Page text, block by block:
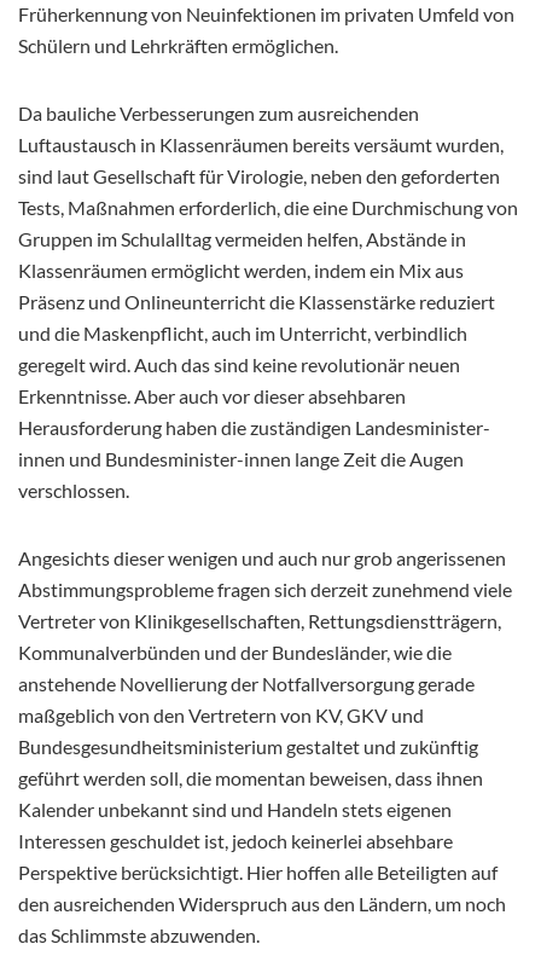
Früherkennung von Neuinfektionen im privaten Umfeld von
Schülern und Lehrkräften ermöglichen.
Da bauliche Verbesserungen zum ausreichenden
Luftaustausch in Klassenräumen bereits versäumt wurden,
sind laut Gesellschaft für Virologie, neben den geforderten
Tests, Maßnahmen erforderlich, die eine Durchmischung von
Gruppen im Schulalltag vermeiden helfen, Abstände in
Klassenräumen ermöglicht werden, indem ein Mix aus
Präsenz und Onlineunterricht die Klassenstärke reduziert
und die Maskenpflicht, auch im Unterricht, verbindlich
geregelt wird. Auch das sind keine revolutionär neuen
Erkenntnisse. Aber auch vor dieser absehbaren
Herausforderung haben die zuständigen Landesminister-
innen und Bundesminister-innen lange Zeit die Augen
verschlossen.
Angesichts dieser wenigen und auch nur grob angerissenen
Abstimmungsprobleme fragen sich derzeit zunehmend viele
Vertreter von Klinikgesellschaften, Rettungsdienstträgern,
Kommunalverbünden und der Bundesländer, wie die
anstehende Novellierung der Notfallversorgung gerade
maßgeblich von den Vertretern von KV, GKV und
Bundesgesundheitsministerium gestaltet und zukünftig
geführt werden soll, die momentan beweisen, dass ihnen
Kalender unbekannt sind und Handeln stets eigenen
Interessen geschuldet ist, jedoch keinerlei absehbare
Perspektive berücksichtigt. Hier hoffen alle Beteiligten auf
den ausreichenden Widerspruch aus den Ländern, um noch
das Schlimmste abzuwenden.